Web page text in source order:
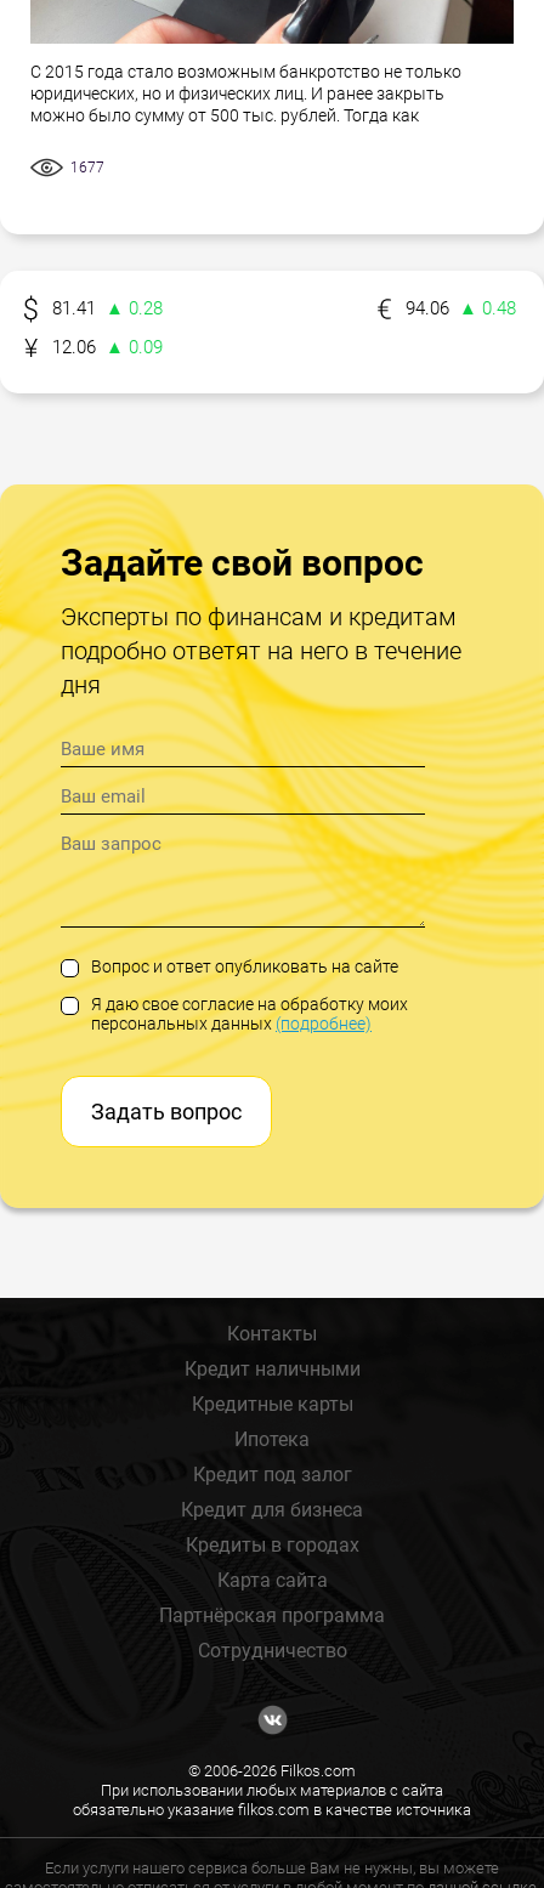
С 2015 года стало возможным банкротство не только
юридических, но и физических лиц. И ранее закрыть
можно было сумму от 500 тыс. рублей. Тогда как
1677
81.41 ▲ 0.28 94.06
▲ 0.48
12.06
▲ 0.09
Задайте свой вопрос
Эксперты по финансам и кредитам
подробно ответят на него в течение
дня
Вопрос и ответ опубликовать на сайте
Я даю свое согласие на обработку моих
персональных данных(подробнее)
Задать вопрос
Контакты
Кредит наличными
Кредитные карты
Ипотека
Кредит под залог
Кредит для бизнеса
Кредиты в городах
Карта сайта
Партнёрская программа
Сотрудничество
© 2006-2026 Filkos.com
При использовании любых материалов с сайта
обязательно указание filkos.com в качестве источника
Если услуги нашего сервиса больше Вам не нужны, вы можете